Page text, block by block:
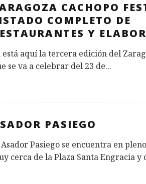
CACHOPO
COMPLETO DE
Y
está aquí la tercera edición del
se va a celebrar del 23 de...
PASIEGO
Pasiego se encuentra en
cerca de la Plaza Santa Engracia y